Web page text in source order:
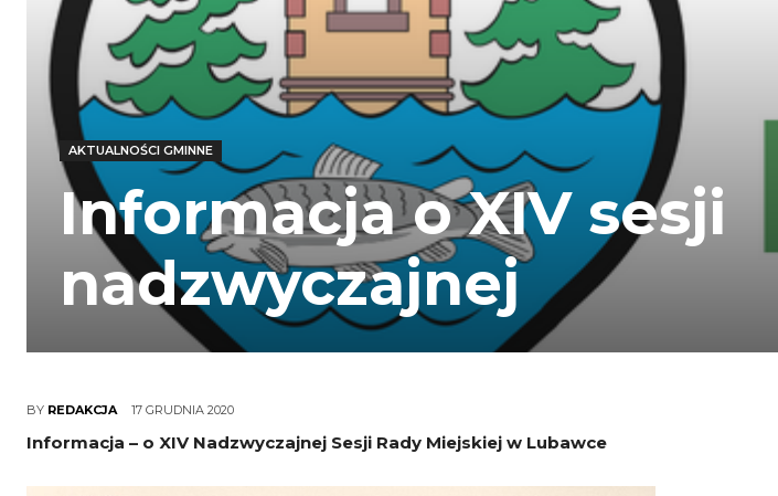
AKTUALNOŚCI GMINNE
Informacja o XIV sesji
nadzwyczajnej
BY REDAKCJA 17 GRUDNIA 2020
Informacja – o XIV Nadzwyczajnej Sesji Rady Miejskiej w Lubawce